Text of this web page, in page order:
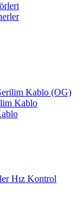
Kablo (OG)
Kablo
Hız Kontrol